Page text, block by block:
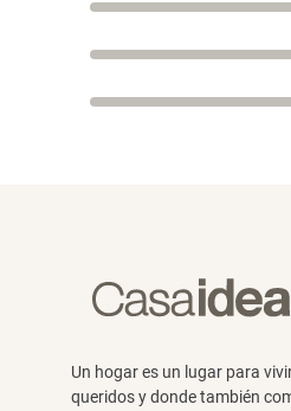
Un hogar es un lugar para
queridos y donde también